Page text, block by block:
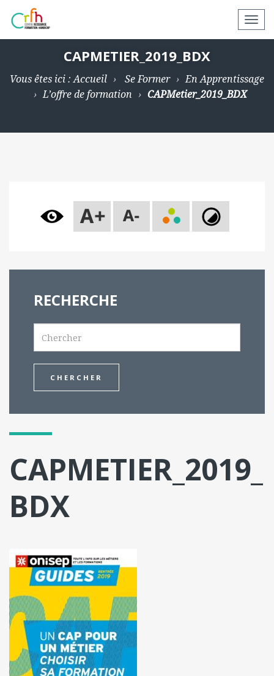
N
a
g
i
CAPMETIER_2019_BDX
Vous êtes ici :Accueil Se Former
En Apprentissage
L’offre de formation
CAPMetier_2019_BDX
RECHERCHE
CAPMETIER_2019_
BDX